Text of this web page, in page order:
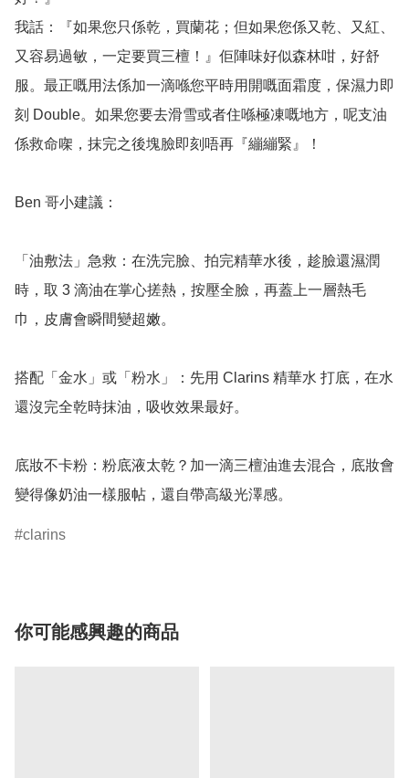
我話：『如果您只係乾，買蘭花；但如果您係又乾、又紅、
又容易過敏，一定要買三檀！』佢陣味好似森林咁，好舒
服。最正嘅用法係加一滴喺您平時用開嘅面霜度，保濕力即
刻 Double。如果您要去滑雪或者住喺極凍嘅地方，呢支油
係救命㗎，抹完之後塊臉即刻唔再『繃繃緊』！
Ben 哥小建議：
「油敷法」急救：在洗完臉、拍完精華水後，趁臉還濕潤
時，取 3 滴油在掌心搓熱，按壓全臉，再蓋上一層熱毛
巾，皮膚會瞬間變超嫩。
搭配「金水」或「粉水」：先用 Clarins 精華水 打底，在水
還沒完全乾時抹油，吸收效果最好。
底妝不卡粉：粉底液太乾？加一滴三檀油進去混合，底妝會
變得像奶油一樣服帖，還自帶高級光澤感。
clarins
你可能感興趣的商品